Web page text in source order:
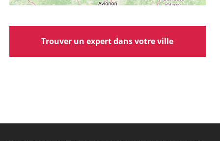
Trouver un expert dans votre ville